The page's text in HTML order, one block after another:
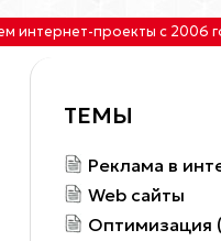
интернет-проекты с 2006
ТЕМЫ
Реклама в
Web сайты
Оптимизация